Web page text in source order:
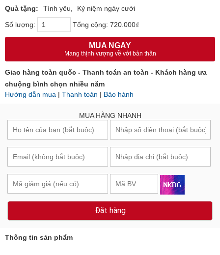
Quà tặng:
Tình yêu Kỷ niệm ngày cưới
Số lượng: Tổng cộng: 720.000₫
MUA NGAY
Mang thịnh vượng về với bản thân
Giao hàng toàn quốc - Thanh toán an toàn - Khách hàng ưa
chuộng bình chọn nhiều năm
Hướng dẫn mua | Thanh toán | Bảo hành
MUA HÀNG NHANH
Đặt hàng
Thông tin sản phẩm